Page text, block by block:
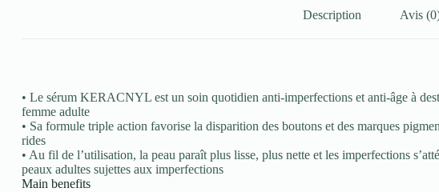
Description Avis
• Le sérum KERACNYL est un soin quotidien anti-imperfections et anti-âge à
femme adulte
• Sa formule triple action favorise la disparition des boutons et des marques
rides
• Au fil de l’utilisation, la peau paraît plus lisse, plus nette et les imperfections
peaux adultes sujettes aux imperfections
Main benefits